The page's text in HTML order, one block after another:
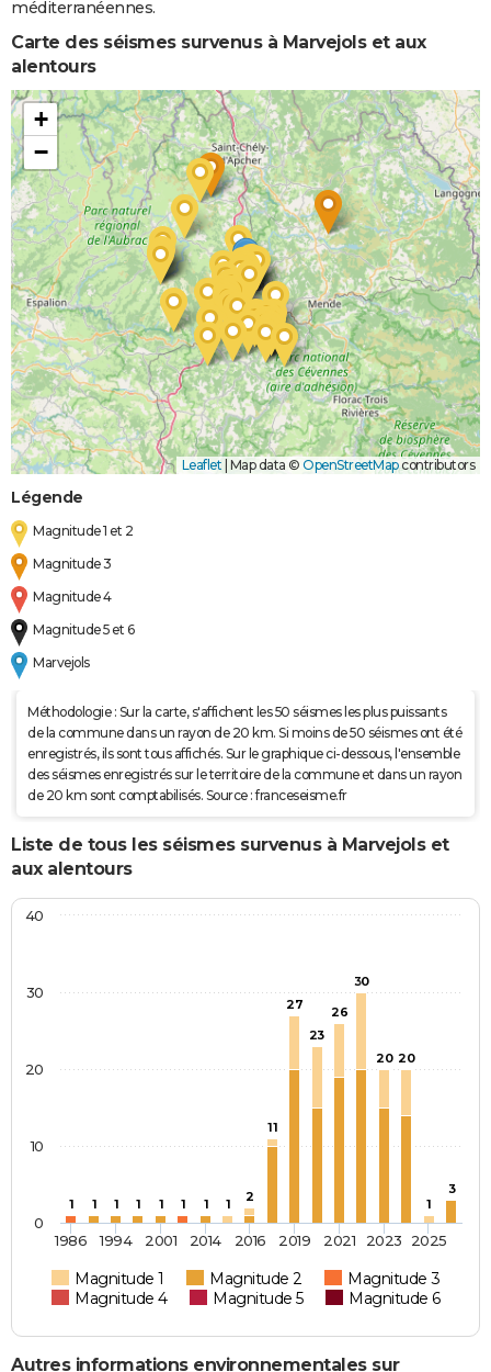
méditerranéennes.
Carte des séismes survenus à Marvejols et aux
alentours
+
−
Leaflet | Map data © OpenStreetMapcontributors
Légende
Magnitude 1 et 2
Magnitude 3
Magnitude 4
Magnitude 5 et 6
Marvejols
Méthodologie : Sur la carte, s'affichent les 50 séismes les plus puissants
de la commune dans un rayon de 20 km. Si moins de 50 séismes ont été
enregistrés, ils sont tous affichés. Sur le graphique ci-dessous, l'ensemble
des séismes enregistrés sur le territoire de la commune et dans un rayon
de 20 km sont comptabilisés. Source : franceseisme.fr
Liste de tous les séismes survenus à Marvejols et
aux alentours
1 1 1 1 1 1 1 1 2
11
27
23
26
30
20 20
1
3
Magnitude 1 Magnitude 2
Magnitude 3
Magnitude 4
Magnitude 5 Magnitude 6
1986 1994 2001 2014 2016 2019 2021 2023 2025
0
10
20
30
40
Autres informations environnementales sur